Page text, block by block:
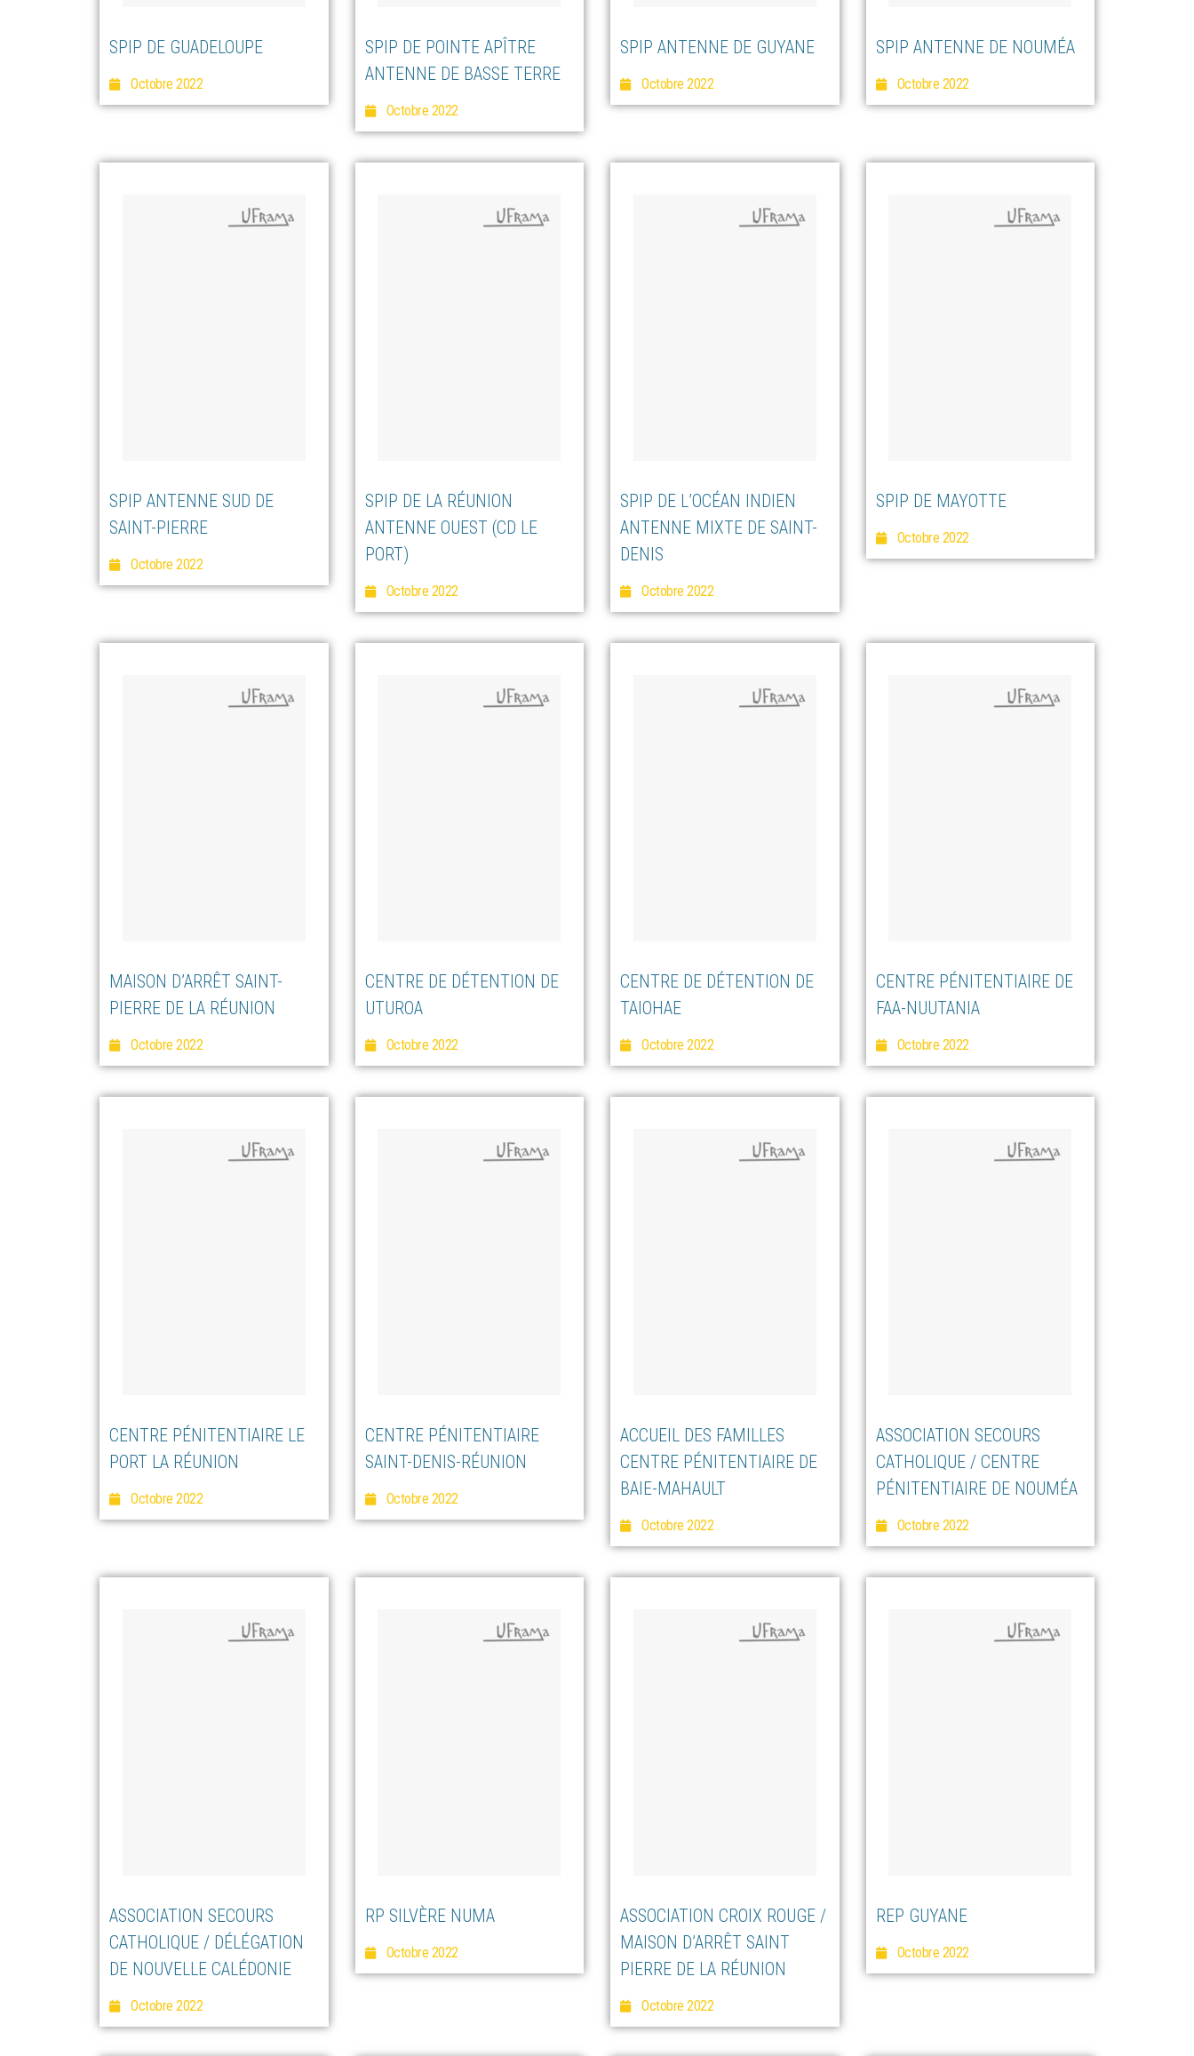
SPIP DE GUADELOUPE
Octobre 2022
SPIP DE POINTE APÎTRE
ANTENNE DE BASSE TERRE
Octobre 2022
SPIP ANTENNE DE GUYANE
Octobre 2022
SPIP ANTENNE DE NOUMÉA
Octobre 2022
SPIP ANTENNE SUD DE
SAINT-PIERRE
Octobre 2022
SPIP DE LA RÉUNION
ANTENNE OUEST (CD LE
PORT)
Octobre 2022
SPIP DE L’OCÉAN INDIEN
ANTENNE MIXTE DE SAINT-
DENIS
Octobre 2022
SPIP DE MAYOTTE
Octobre 2022
MAISON D’ARRÊT SAINT-
PIERRE DE LA RÉUNION
Octobre 2022
CENTRE DE DÉTENTION DE
UTUROA
Octobre 2022
CENTRE DE DÉTENTION DE
TAIOHAE
Octobre 2022
CENTRE PÉNITENTIAIRE DE
FAA-NUUTANIA
Octobre 2022
CENTRE PÉNITENTIAIRE LE
PORT LA RÉUNION
Octobre 2022
CENTRE PÉNITENTIAIRE
SAINT-DENIS-RÉUNION
Octobre 2022
ACCUEIL DES FAMILLES
CENTRE PÉNITENTIAIRE DE
BAIE-MAHAULT
Octobre 2022
ASSOCIATION SECOURS
CATHOLIQUE / CENTRE
PÉNITENTIAIRE DE NOUMÉA
Octobre 2022
ASSOCIATION SECOURS
CATHOLIQUE / DÉLÉGATION
DE NOUVELLE CALÉDONIE
Octobre 2022
RP SILVÈRE NUMA
Octobre 2022
ASSOCIATION CROIX ROUGE /
MAISON D’ARRÊT SAINT
PIERRE DE LA RÉUNION
Octobre 2022
REP GUYANE
Octobre 2022